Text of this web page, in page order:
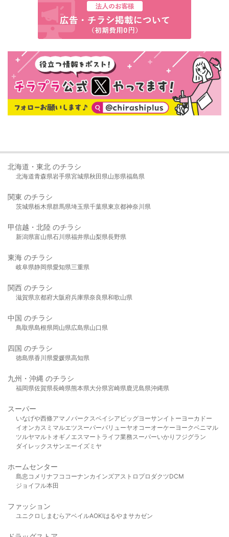
北海道・東北 のチラシ
北海道青森県岩手県宮城県秋田県山形県福島県
関東 のチラシ
茨城県栃木県群馬県埼玉県千葉県東京都神奈川県
甲信越・北陸 のチラシ
新潟県富山県石川県福井県山梨県長野県
東海 のチラシ
岐阜県静岡県愛知県三重県
関西 のチラシ
滋賀県京都府大阪府兵庫県奈良県和歌山県
中国 のチラシ
鳥取県島根県岡山県広島県山口県
四国 のチラシ
徳島県香川県愛媛県高知県
九州・沖縄 のチラシ
福岡県佐賀県長崎県熊本県大分県宮崎県鹿児島県沖縄県
スーパー
いなげや西條アマノパークスベイシア ビッグヨーサンイトーヨーカドー
イオンカスミ マルエツスーパーバリューヤオコーオーケー ヨークベニマル
ツルヤマルト オギノ エスマート ライフ業務スーパーいかり フジグラン
ダイレックスサンエーイズミヤ
ホームセンター
島忠 コメリ ナフコ コーナンカインズアストロプロダクツDCM
ジョイフル本田
ファッション
ユニクロ しまむら アベイルAOKIはるやま サカゼン